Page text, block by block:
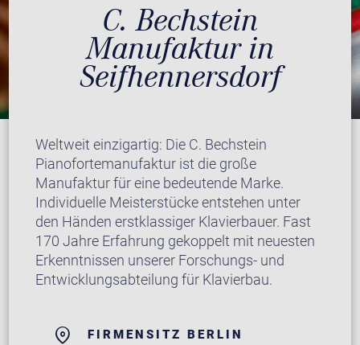
C. Bechstein
Manufaktur in
Seifhennersdorf
Weltweit einzigartig: Die C. Bechstein
Pianofortemanufaktur ist die große
Manufaktur für eine bedeutende Marke.
Individuelle Meisterstücke entstehen unter
den Händen erstklassiger Klavierbauer. Fast
170 Jahre Erfahrung gekoppelt mit neuesten
Erkenntnissen unserer Forschungs- und
Entwicklungsabteilung für Klavierbau.
FIRMENSITZ BERLIN